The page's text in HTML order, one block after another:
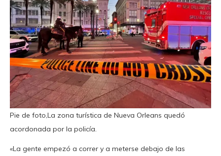
Pie de foto,La zona turística de Nueva Orleans quedó
acordonada por la policía.
«La gente empezó a correr y a meterse debajo de las